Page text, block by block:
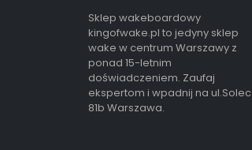
Sklep wakeboardowy
kingofwake.pl to jedyny sklep
wake w centrum Warszawy z
ponad 15-letnim
doświadczeniem. Zaufaj
ekspertom i wpadnij na ul.Solec
81b Warszawa.